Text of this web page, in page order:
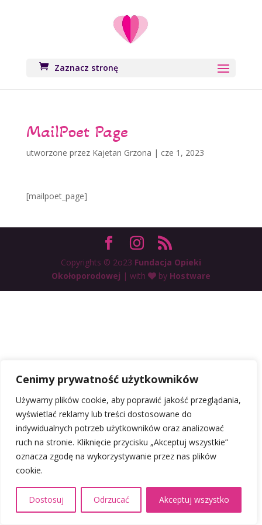
Cenimy prywatność użytkowników
Używamy plików cookie, aby poprawić jakość przeglądania,
wyświetlać reklamy lub treści dostosowane do
indywidualnych potrzeb użytkowników oraz analizować
ruch na stronie. Kliknięcie przycisku „Akceptuj wszystkie”
oznacza zgodę na wykorzystywanie przez nas plików
cookie.
Dostosuj Odrzucać Akceptuj wszystko
Zaznacz stronę
MailPoet Page
utworzone przez Kajetan Grzona | cze 1, 2023
[mailpoet_page]
Copyrights © 2o23 Fundacja Opieki
Okołoporodowej | with by Hostware